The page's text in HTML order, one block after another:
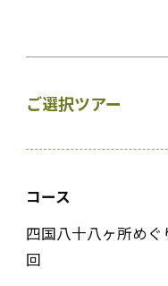
ご選択ツアー
コース
四国八十八ヶ所め
回